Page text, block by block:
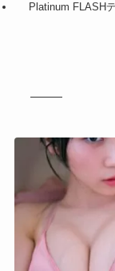
Platinum FLASH